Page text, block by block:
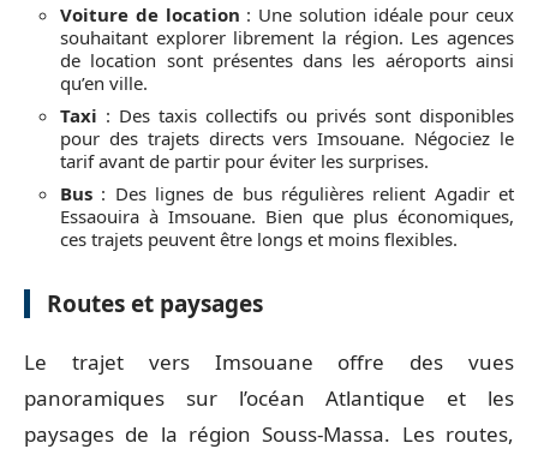
Voiture de location : Une solution idéale pour ceux
souhaitant explorer librement la région. Les agences
de location sont présentes dans les aéroports ainsi
qu’en ville.
Taxi : Des taxis collectifs ou privés sont disponibles
pour des trajets directs vers Imsouane. Négociez le
tarif avant de partir pour éviter les surprises.
Bus : Des lignes de bus régulières relient Agadir et
Essaouira à Imsouane. Bien que plus économiques,
ces trajets peuvent être longs et moins flexibles.
Routes et paysages
Le trajet vers Imsouane offre des vues
panoramiques sur l’océan Atlantique et les
paysages de la région Souss-Massa. Les routes,